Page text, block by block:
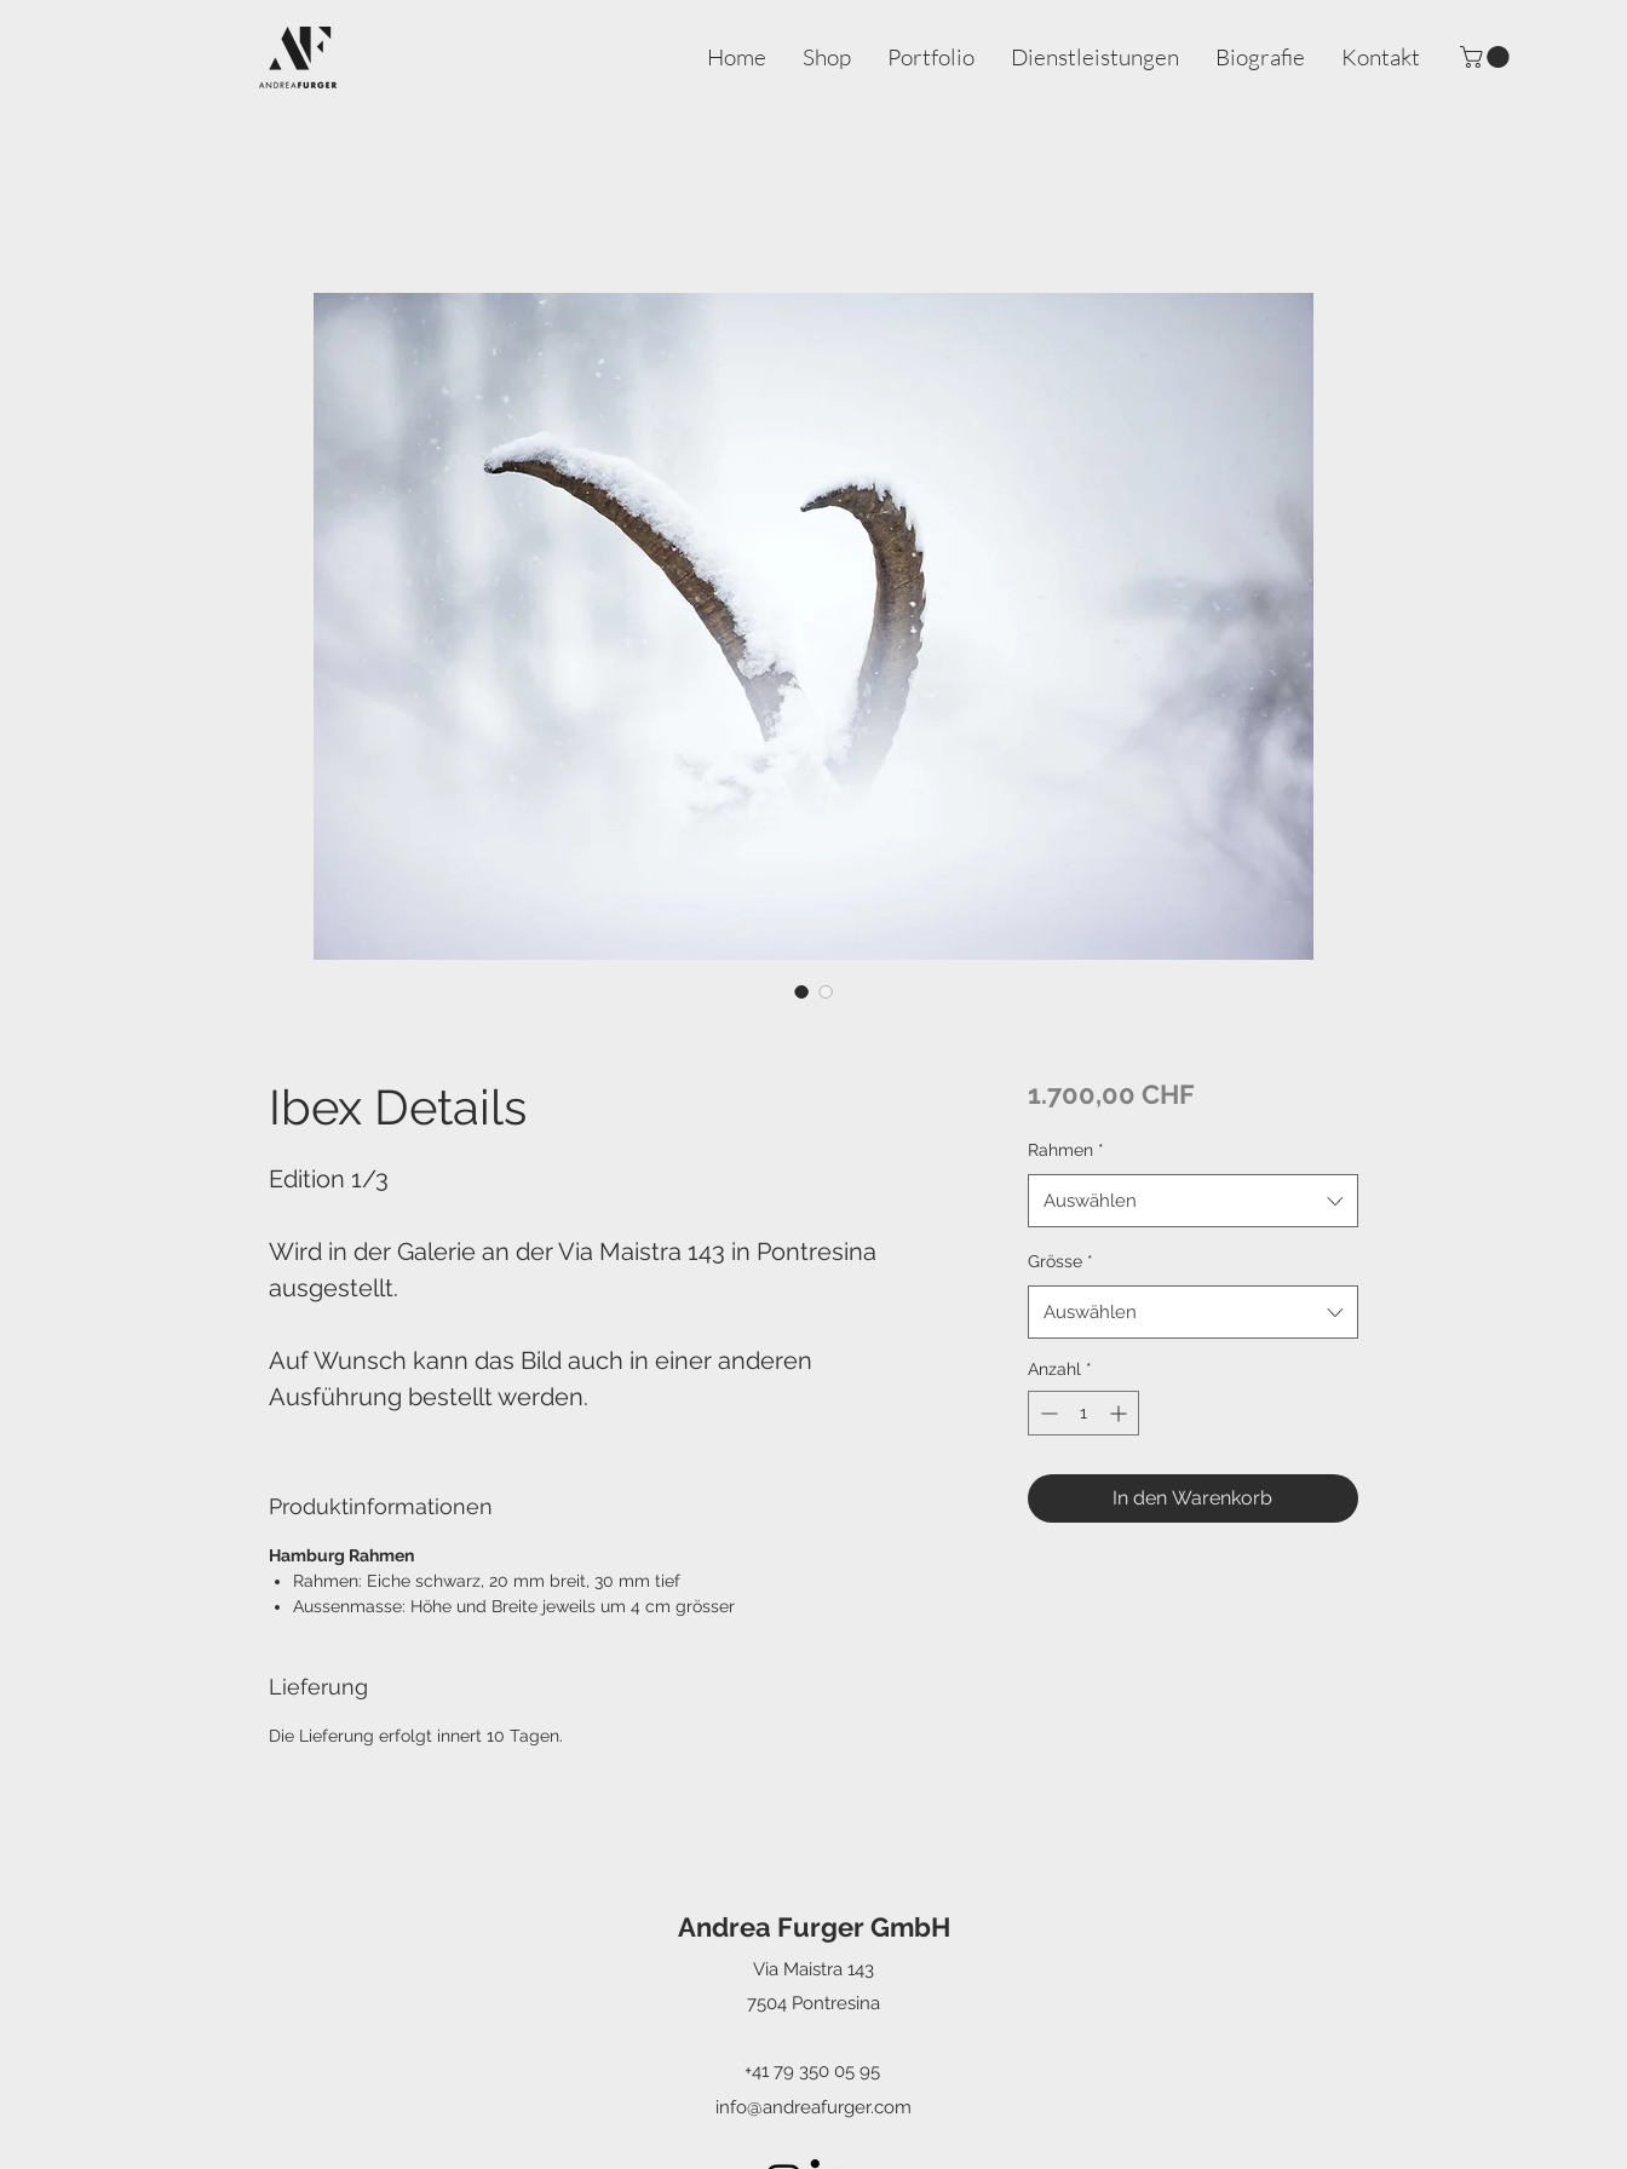
Home Shop Portfolio Dienstleistungen Biografie Kontakt
Ibex Details
Edition 1/3
Wird in der Galerie an der Via Maistra 143 in Pontresina
ausgestellt.
Auf Wunsch kann das Bild auch in einer anderen
Ausführung bestellt werden.
Produktinformationen
Hamburg Rahmen
Rahmen: Eiche schwarz, 20 mm breit, 30 mm tief
Aussenmasse: Höhe und Breite jeweils um 4 cm grösser
Lieferung
Die Lieferung erfolgt innert 10 Tagen.
1.700,00 CHFPreis
Rahmen *
Auswählen
Grösse *
Auswählen
Anzahl *
In den Warenkorb
Andrea Furger GmbH
Via Maistra 143
7504 Pontresina
+41 79 350 05 95
info@andreafurger.com